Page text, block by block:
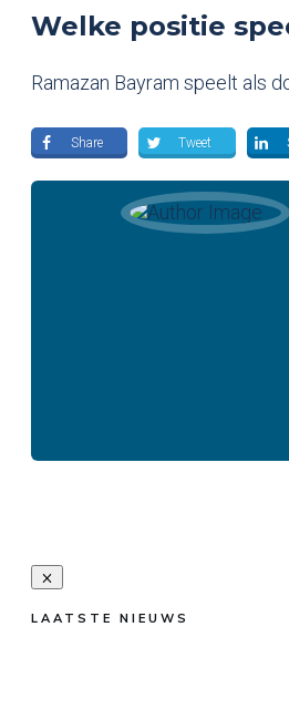
Welke positie
Ramazan Bayram speelt als
Share Tweet
LAATSTE NIEUWS